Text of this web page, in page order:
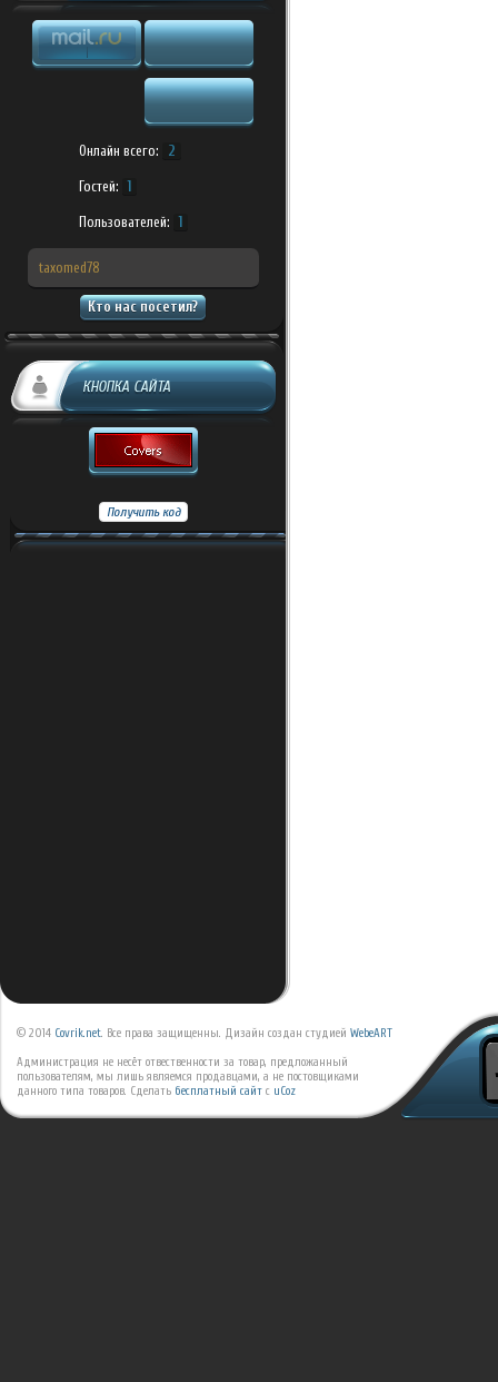
Онлайн всего: 2
Гостей: 1
Пользователей: 1
taxomed78
Кто нас посетил?
КНОПКА САЙТА
© 2014 Covrik.net. Все права защищенны. Дизайн создан студией WebeART
Администрация не несёт отвественности за товар, предложанный
пользователям, мы лишь являемся продавцами, а не постовщиками
данного типа товаров. Сделать бесплатный сайт с uCoz